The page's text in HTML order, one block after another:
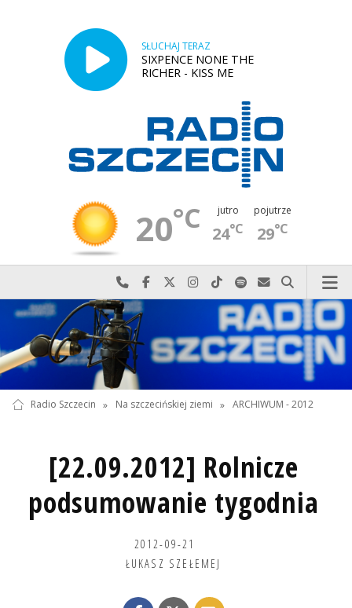
SŁUCHAJ TERAZ
SIXPENCE NONE THE
RICHER - KISS ME
20°C jutro
24°C
pojutrze
29°C
Najlepiej po prostu do nas zadzwoń
Odwiedź nas na Facebook-u
Odwiedź nas na X
Odwiedź nas na Instagram-ie
Odwiedź nas na TikTok-u
Szukaj nas na Spotify
Wyślij do nas
Szukaj
Radio Szczecin » Na szczecińskiej ziemi » ARCHIWUM - 2012
[22.09.2012] Rolnicze
podsumowanie tygodnia
2012-09-21
ŁUKASZ SZEŁEMEJ